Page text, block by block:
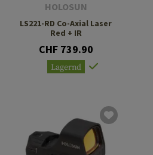
HOLOSUN
LS221-RD Co-Axial Laser
Red + IR
CHF 739.90
Lagernd